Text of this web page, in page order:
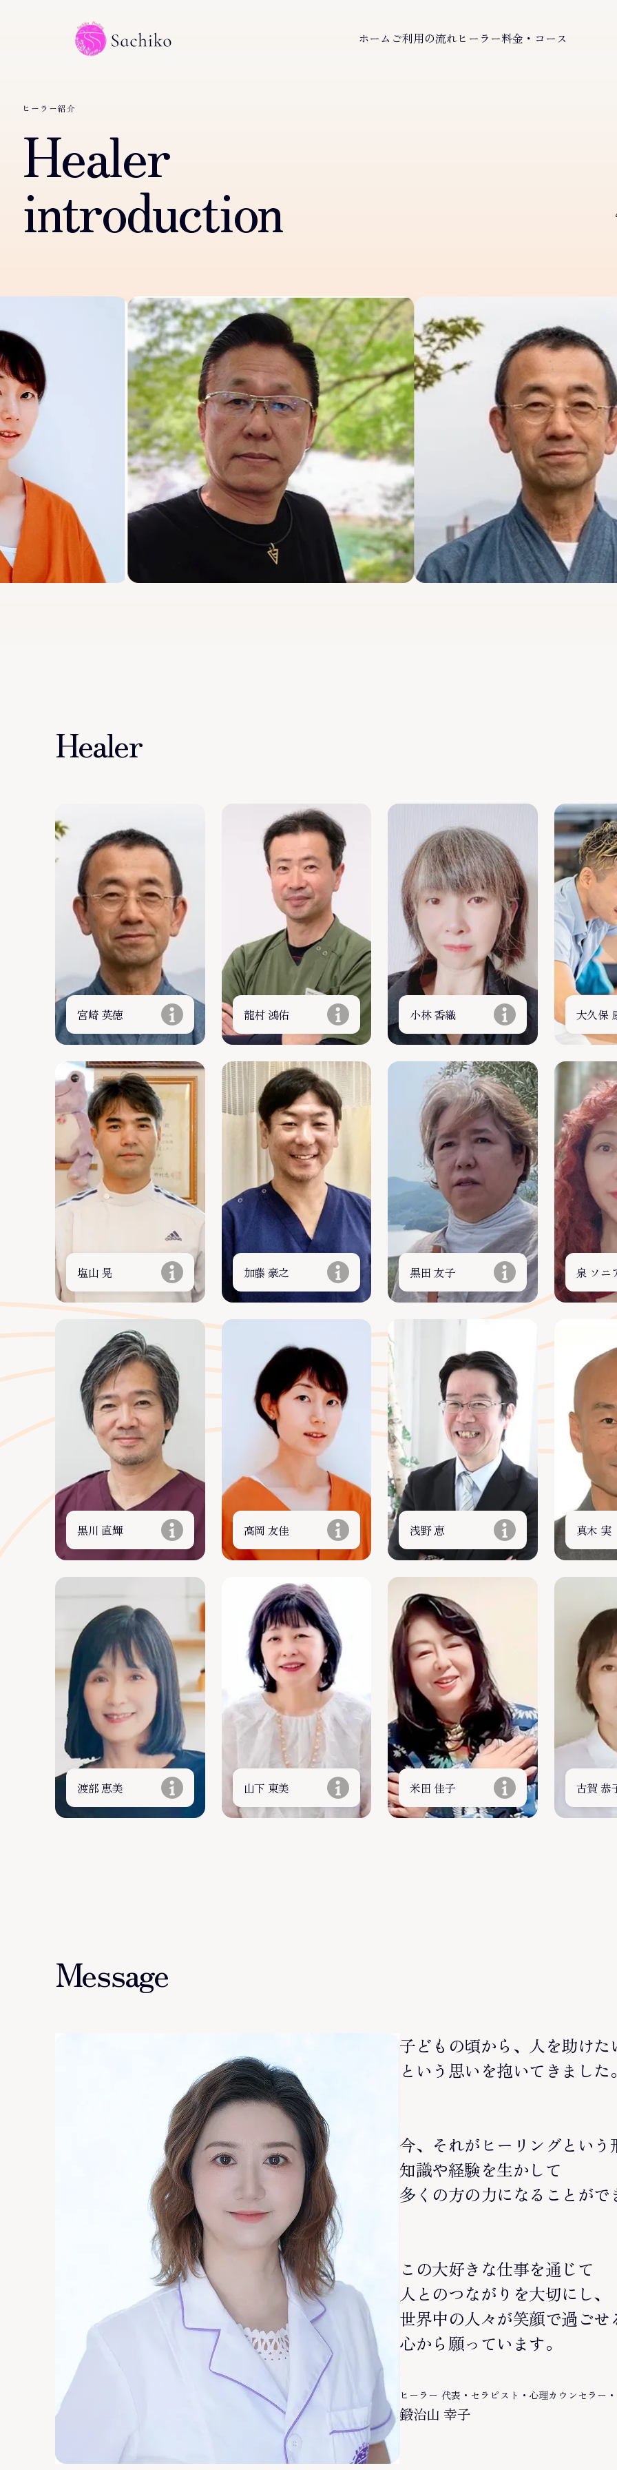
ホーム ご利用の流れヒーラー料金・コース
ヒーラー紹介
Healer
introduction
Healer
宮崎 英徳 龍村 鴻佑 小林 香織 大久保
塩山 晃 加藤 豪之 黒田 友子 泉 ソニ
黒川 直輝 高岡 友佳 浅野 恵 真木 実
渡部 恵美 山下 東美 米田 佳子 古賀 恭
Message
子どもの頃から、人を助けた
という思いを抱いてきました
今、それがヒーリングとい
知識や経験を生かして
多くの方の力になることがで
この大好きな仕事を通じて
人とのつながりを大切にし、
世界中の人々が笑顔で過ごせ
心から願っています。
ヒーラー 代表・セラピスト・心理カウンセラー
鍛治山 幸子